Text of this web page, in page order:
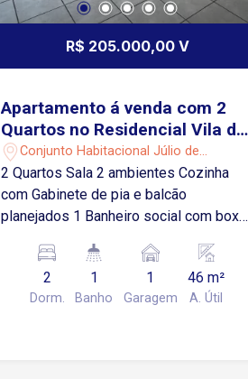
R$ 205.000,00 V
Apartamento á venda com 2
Quartos no Residencial Vila do
Arvoredo em Sorocaba-SP
Conjunto Habitacional Júlio de
Mesquita Filho - Sorocaba/SP
2 Quartos Sala 2 ambientes Cozinha
com Gabinete de pia e balcão
planejados 1 Banheiro social com box
Vaga de garagem descoberta
Condomínio Oferece: Salão de festa
Playground Área gourmet Jardim
2
Dorm.
1
Banho
1
Garagem
46 m²
A. Útil